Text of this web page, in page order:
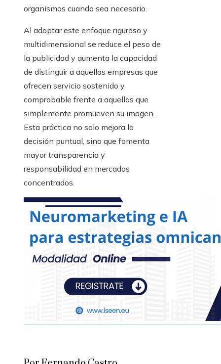
organismos cuando sea necesario.
Al adoptar este enfoque riguroso y
multidimensional se reduce el peso de
la publicidad y aumenta la capacidad
de distinguir a aquellas empresas que
ofrecen servicio sostenido y
comprobable frente a aquellas que
simplemente promueven su imagen.
Esta práctica no solo mejora la
decisión puntual, sino que fomenta
mayor transparencia y
responsabilidad en mercados
concentrados.